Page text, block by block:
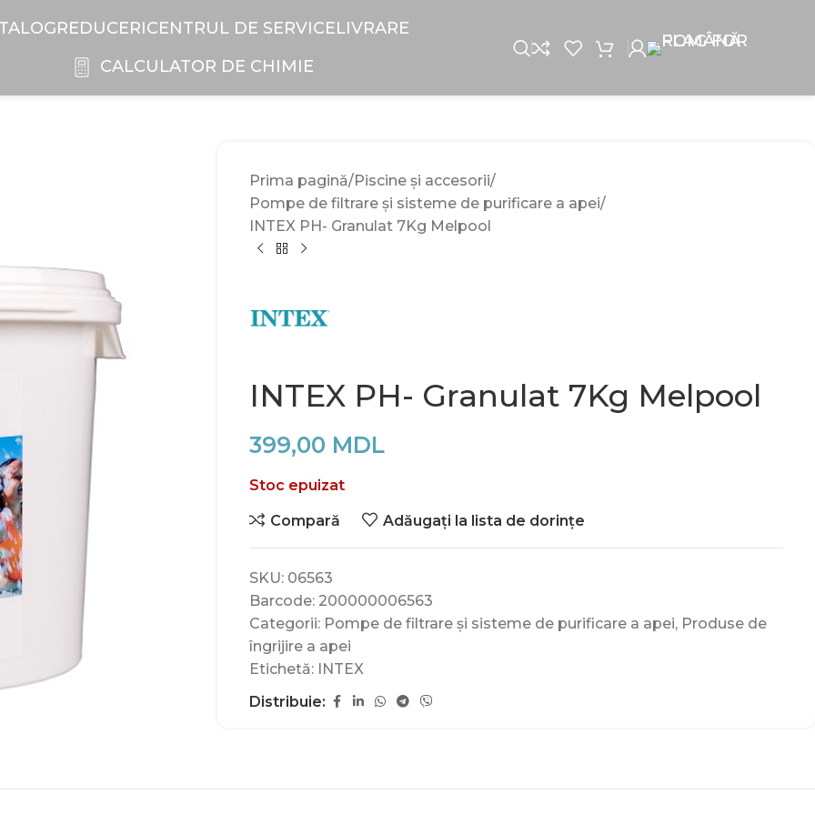
REDUCERICENTRUL DE SERVICELIVRARE
CALCULATOR DE CHIMIE
Prima pagină Piscine și accesorii
Pompe de filtrare și sisteme de purificare a apei
INTEX PH- Granulat 7Kg Melpool
INTEX PH- Granulat 7Kg Melpool
399,00 MDL
Stoc epuizat
Compară Adăugați la lista de dorințe
SKU: 06563
Barcode: 200000006563
Categorii: Pompe de filtrare și sisteme de purificare a apei, Produse de
îngrijire a apei
Etichetă: INTEX
Distribuie: